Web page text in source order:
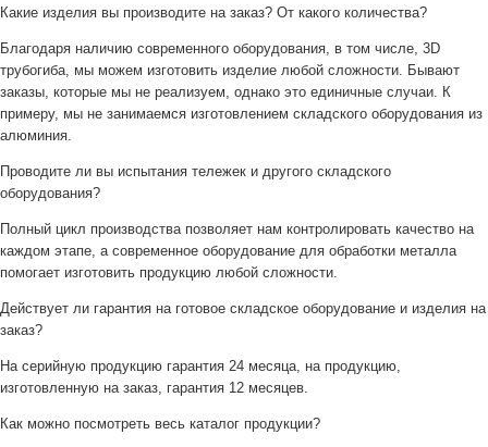
Какие изделия вы производите на заказ? От какого количества?
Благодаря наличию современного оборудования, в том числе, 3D
трубогиба, мы можем изготовить изделие любой сложности. Бывают
заказы, которые мы не реализуем, однако это единичные случаи. К
примеру, мы не занимаемся изготовлением складского оборудования из
алюминия.
Проводите ли вы испытания тележек и другого складского
оборудования?
Полный цикл производства позволяет нам контролировать качество на
каждом этапе, а современное оборудование для обработки металла
помогает изготовить продукцию любой сложности.
Действует ли гарантия на готовое складское оборудование и изделия на
заказ?
На серийную продукцию гарантия 24 месяца, на продукцию,
изготовленную на заказ, гарантия 12 месяцев.
Как можно посмотреть весь каталог продукции?